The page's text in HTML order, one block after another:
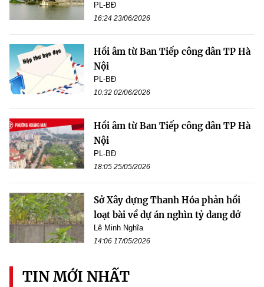
PL-BĐ
16:24 23/06/2026
Hồi âm từ Ban Tiếp công dân TP Hà
Nội
PL-BĐ
10:32 02/06/2026
Hồi âm từ Ban Tiếp công dân TP Hà
Nội
PL-BĐ
18:05 25/05/2026
Sở Xây dựng Thanh Hóa phản hồi
loạt bài về dự án nghìn tỷ dang dở
Lê Minh Nghĩa
14:06 17/05/2026
TIN MỚI NHẤT